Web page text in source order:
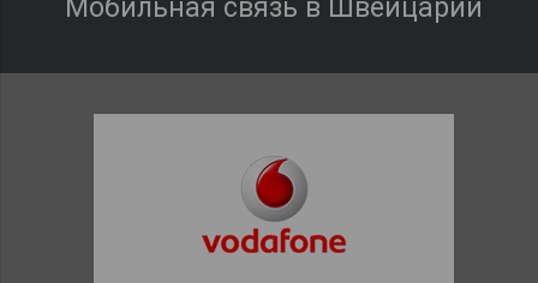
Мобильная связь в Швейцарии